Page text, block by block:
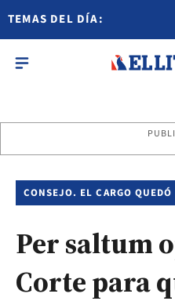
TEMAS DEL DÍA:
CONSEJO. EL CARGO
Per saltum
Corte para